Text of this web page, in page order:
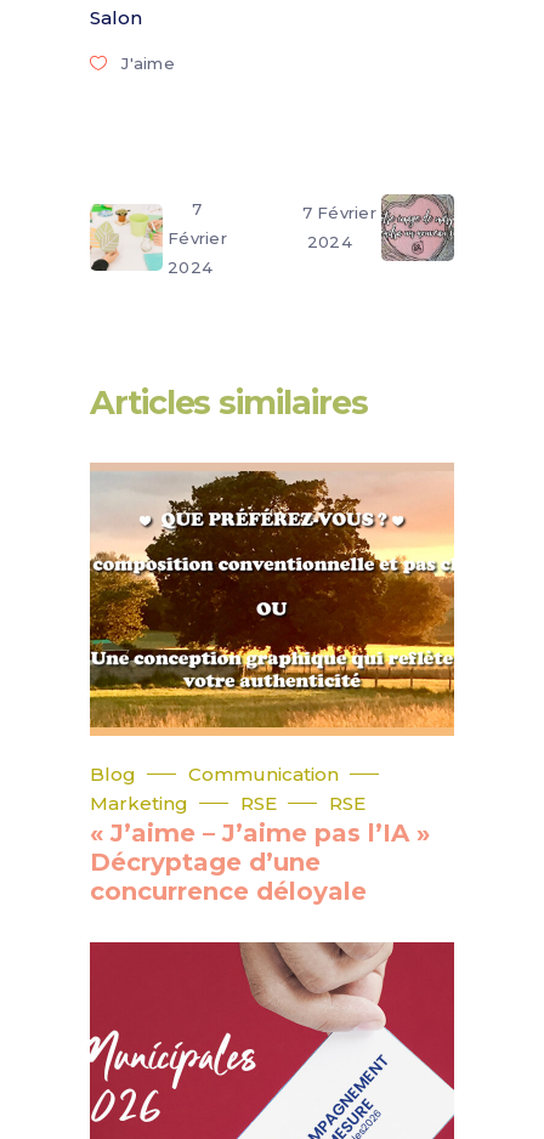
Salon
J'aime
7
Février
2024
7 Février
2024
Articles similaires
Blog
Communication
Marketing
RSE RSE
« J’aime – J’aime pas l’IA »
Décryptage d’une
concurrence déloyale